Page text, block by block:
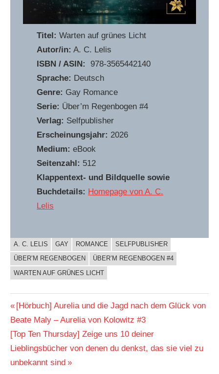
Titel: Warten auf grünes Licht
Autor/in: A. C. Lelis
ISBN / ASIN:
‎ 978-3565442140
Sprache: Deutsch
Genre: Gay Romance
Serie: Über’m Regenbogen #4
Verlag: Selfpublisher
Erscheinungsjahr: 2026
Medium: eBook
Seitenzahl: 512
Klappentext- und Bildquelle sowie
Buchdetails: Homepage von A. C.
Lelis
BUCHIGES
A. C. LELIS GAY ROMANCE
SELFPUBLISHER
ÜBER’M REGENBOGEN
ÜBER’M REGENBOGEN #4
WARTEN AUF GRÜNES LICHT
Beitragsnavigation
Vorheriger
Beitrag:
[Hörbuch] Aurelia und die Jagd nach dem Glück von
Beate Maly – Aurelia von Kolowitz #3
Nächster
Beitrag:
[Top Ten Thursday] Zeige uns 10 deiner
Lieblingsbücher von denen du denkst, das sie viel zu
unbekannt sind